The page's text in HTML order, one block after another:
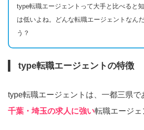
type転職エージェントって大手と比べると
は低いよね。どんな転職エージェントなん
う？
type転職エージェントの特徴
type転職エージェントは、一都三県で
千葉・埼玉の求人に強い転職エージェ